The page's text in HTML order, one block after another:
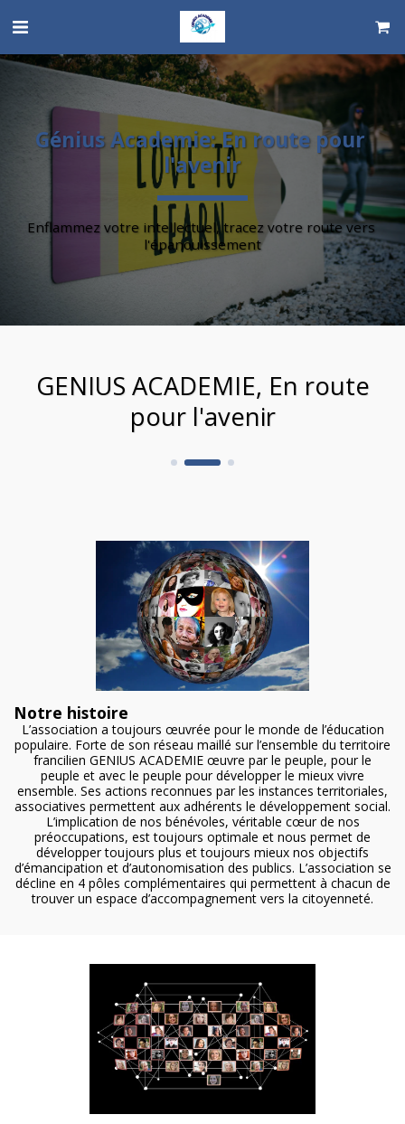
Génius Academie: En route pour
l'avenir
Enflammez votre intellectuel, tracez votre route vers
l'épanouissement
GENIUS ACADEMIE, En route
pour l'avenir
Notre histoire
L’association a toujours œuvrée pour le monde de l’éducation
populaire. Forte de son réseau maillé sur l’ensemble du territoire
francilien GENIUS ACADEMIE œuvre par le peuple, pour le
peuple et avec le peuple pour développer le mieux vivre
ensemble. Ses actions reconnues par les instances territoriales,
associatives permettent aux adhérents le développement social.
L’implication de nos bénévoles, véritable cœur de nos
préoccupations, est toujours optimale et nous permet de
développer toujours plus et toujours mieux nos objectifs
d’émancipation et d’autonomisation des publics. L’association se
décline en 4 pôles complémentaires qui permettent à chacun de
trouver un espace d’accompagnement vers la citoyenneté.